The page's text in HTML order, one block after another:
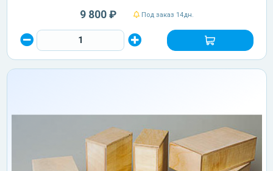
9 800 ₽ Под заказ 14дн.